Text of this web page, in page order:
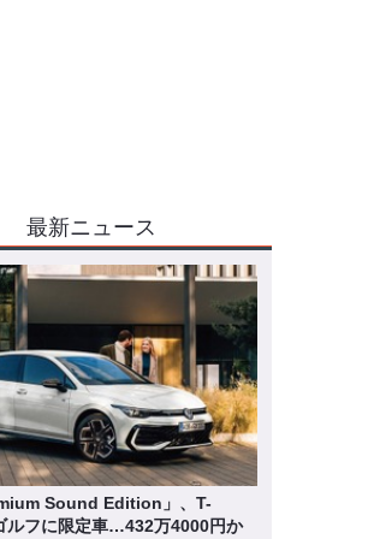
最新ニュース
Sound Edition」、T-
ルフに限定車…432万4000円か